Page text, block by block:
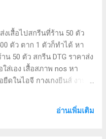
ตัว” “สกรีน DTG ราคาส่ง
สื้อกันหนาว 2 ชั้น” “เสื้อ a/x”
งเสื้อไปสกรีนที่ร้าน 50 ตัว
ตัว ตาก 1 ตัวก็ทำได้ หา
น 50 ตัว สกรีน DTG ราคาส่ง
ส่เอง เสื้อสภาพ nos หา
ดในไอจี กางเกงยีนส์ งาน
เสื้อยืดแฟชั่น cheezyshirt
ตัว. หาร้านส่งเสื้อไป
อ่านเพิ่มเติม